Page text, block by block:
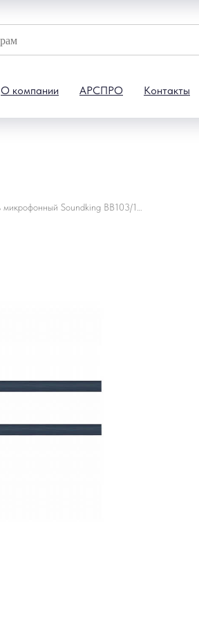
О компании АРСПРО Контакты